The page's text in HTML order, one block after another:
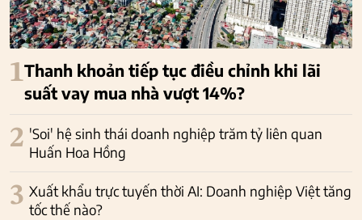
1Thanh khoản tiếp tục điều chỉnh khi lãi
suất vay mua nhà vượt 14%?
2 'Soi' hệ sinh thái doanh nghiệp trăm tỷ liên quan
Huấn Hoa Hồng
3 Xuất khẩu trực tuyến thời AI: Doanh nghiệp Việt tăng
tốc thế nào?